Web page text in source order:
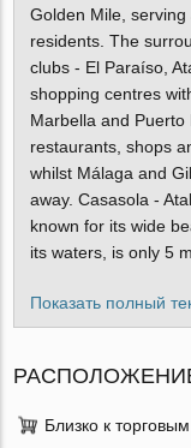
Golden Mile,
residents. The
clubs - El Paraíso,
shopping centres
Marbella and
restaurants, shops
whilst Málaga and
away. Casasola -
known for its wide
its waters, is only 5
Показать полный
Близко к